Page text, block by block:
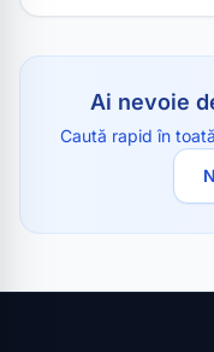
Ai nevoie
Caută rapid în